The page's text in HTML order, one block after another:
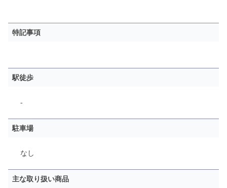
特記事項
駅徒歩
-
駐車場
なし
主な取り扱い商品